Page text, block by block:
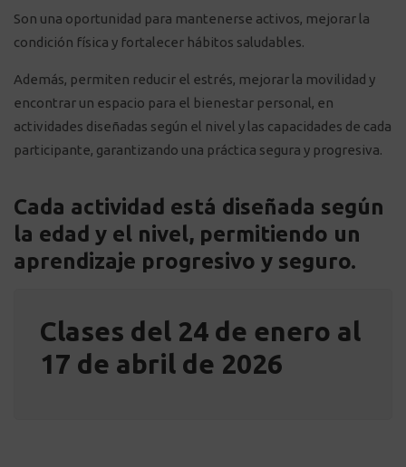
Son una oportunidad para mantenerse activos, mejorar la
condición física y fortalecer hábitos saludables.
Además, permiten reducir el estrés, mejorar la movilidad y
encontrar un espacio para el bienestar personal, en
actividades diseñadas según el nivel y las capacidades de cada
participante, garantizando una práctica segura y progresiva.
Cada actividad está diseñada según
la edad y el nivel, permitiendo un
aprendizaje progresivo y seguro.
Clases del 24 de enero al
17 de abril de 2026